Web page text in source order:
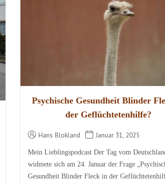
Psychische Gesundheit Blinder
der Geflüchtetenhilfe?
Hans Blokland Januar 31, 2025
Mein Lieblingspodcast Der Tag vom
widmete sich am 24. Januar der Frage
Gesundheit Blinder Fleck in der